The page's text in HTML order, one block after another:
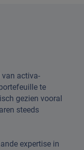
van activa-
te
gezien vooral
steeds
expertise in